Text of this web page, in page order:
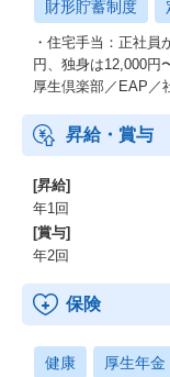
財形貯蓄制度
・住宅手当：正社員
円、独身は12,000円
厚生倶楽部／EAP／
昇給・賞与
[昇給]
年1回
[賞与]
年2回
保険
健康 厚生年金